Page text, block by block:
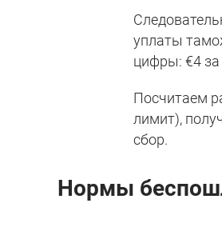
уплаты
цифры: €4 за
Посчитаем
лимит),
сбор.
Нормы